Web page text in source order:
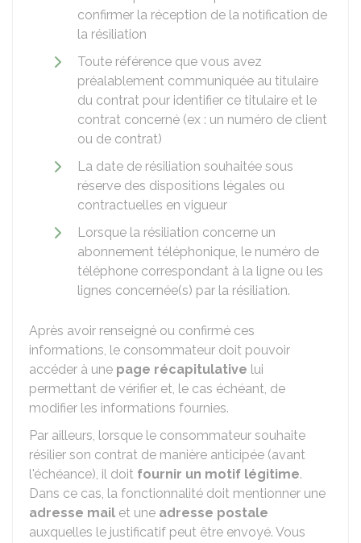
confirmer la réception de la notification de
la résiliation
Toute référence que vous avez
préalablement communiquée au titulaire
du contrat pour identifier ce titulaire et le
contrat concerné (ex : un numéro de client
ou de contrat)
La date de résiliation souhaitée sous
réserve des dispositions légales ou
contractuelles en vigueur
Lorsque la résiliation concerne un
abonnement téléphonique, le numéro de
téléphone correspondant à la ligne ou les
lignes concernée(s) par la résiliation.
Après avoir renseigné ou confirmé ces
informations, le consommateur doit pouvoir
accéder à une page récapitulative lui
permettant de vérifier et, le cas échéant, de
modifier les informations fournies.
Par ailleurs, lorsque le consommateur souhaite
résilier son contrat de manière anticipée (avant
l'échéance), il doit fournir un motif légitime.
Dans ce cas, la fonctionnalité doit mentionner une
adresse mail et une adresse postale
auxquelles le justificatif peut être envoyé. Vous